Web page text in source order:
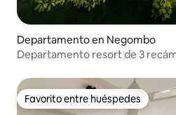
Departamento en Negombo
Departamento resort de 3
Favorito entre huéspedes
Favorito entre huéspedes